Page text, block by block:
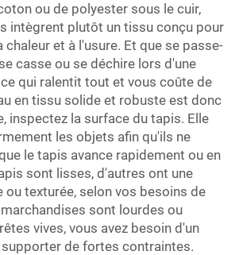
ou de polyester sous le cuir,
intègrent plutôt un tissu conçu pour
et à l'usure. Et que se passe-
casse ou se déchire lors d'une
qui ralentit tout et vous coûte de
en tissu solide et robuste est donc
inspectez la surface du tapis. Elle
les objets afin qu'ils ne
le tapis avance rapidement ou en
sont lisses, d'autres ont une
ou texturée, selon vos besoins de
sont lourdes ou
vives, vous avez besoin d'un
de fortes contraintes.